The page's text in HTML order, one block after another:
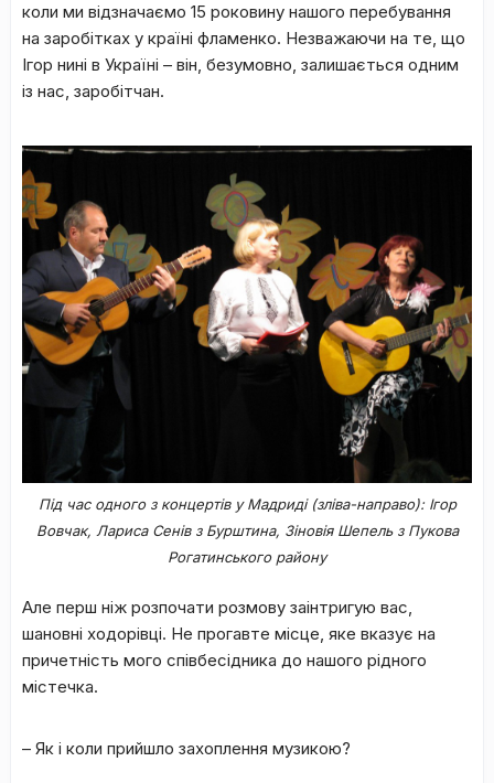
коли ми відзначаємо 15 роковину нашого перебування
на заробітках у країні фламенко. Незважаючи на те, що
Ігор нині в Україні – він, безумовно, залишається одним
із нас, заробітчан.
Під час одного з концертів у Мадриді (зліва-направо): Ігор
Вовчак, Лариса Сенів з Бурштина, Зіновія Шепель з Пукова
Рогатинського району
Але перш ніж розпочати розмову заінтригую вас,
шановні ходорівці. Не прогавте місце, яке вказує на
причетність мого співбесідника до нашого рідного
містечка.
– Як і коли прийшло захоплення музикою?